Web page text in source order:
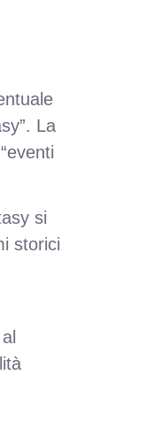
La
si
storici